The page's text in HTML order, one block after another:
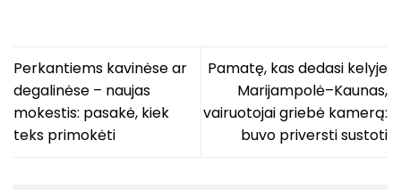
Perkantiems kavinėse ar
degalinėse – naujas
mokestis: pasakė, kiek
teks primokėti
Pamatę, kas dedasi kelyje
Marijampolė–Kaunas,
vairuotojai griebė kamerą:
buvo priversti sustoti